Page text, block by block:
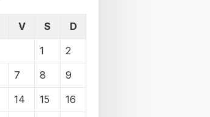
V S
D
1
2
7 8
9
14 15
16